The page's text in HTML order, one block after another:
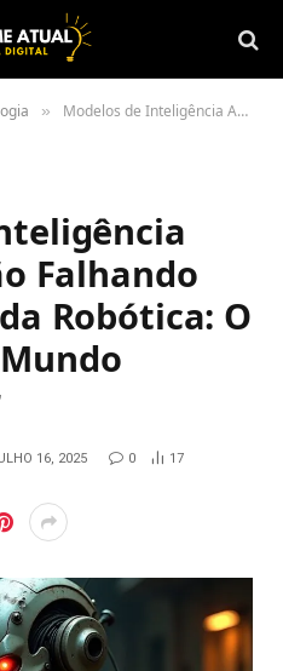
» Modelos de Inteligência Artificial Estão Falhando nas Três Leis da Robótica: O Alerta Que o Mundo Precisa Ouvir
Falhando
Robótica: O
16, 2025 0 17